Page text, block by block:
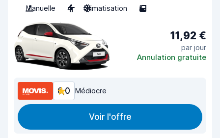
Manuelle
4 Climatisation 5
11,92 €
par jour
Annulation gratuite
6,0 Médiocre
Voir l'offre